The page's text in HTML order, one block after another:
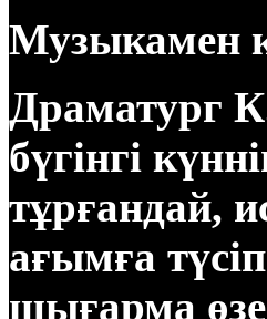
Музыкамен
Драматург
бүгінгі
тұрғандай,
ағымға
шығарма